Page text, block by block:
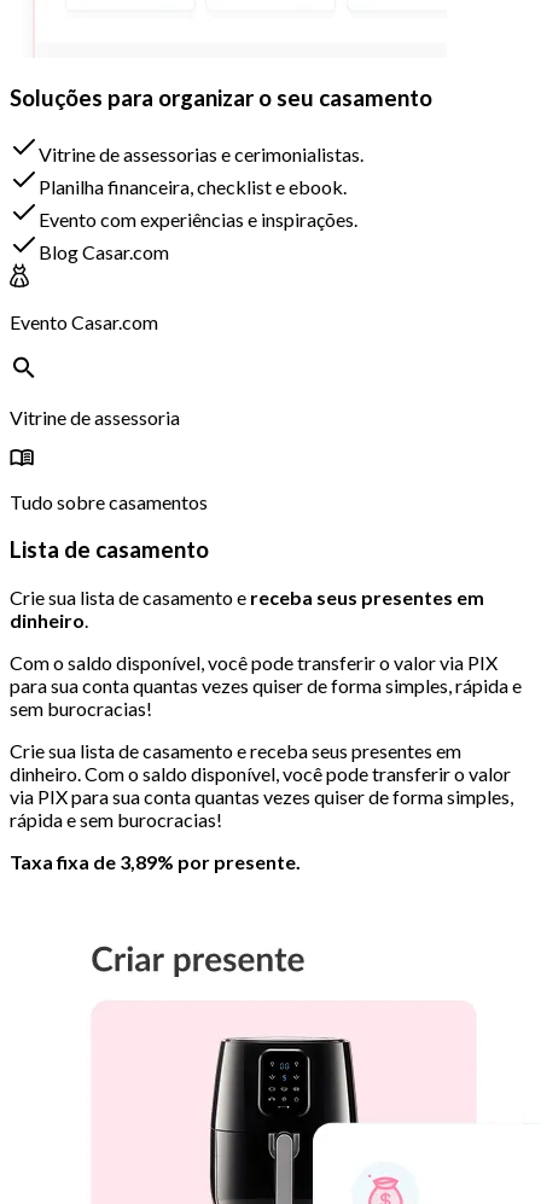
Soluções para organizar o seu casamento
Vitrine de assessorias e cerimonialistas.
Planilha financeira, checklist e ebook.
Evento com experiências e inspirações.
Blog Casar.com
Evento Casar.com
Vitrine de assessoria
Tudo sobre casamentos
Lista de casamento
Crie sua lista de casamento e receba seus presentes em
dinheiro
Com o saldo disponível, você pode transferir o valor via PIX
para sua conta quantas vezes quiser de forma simples, rápida e
sem burocracias!
Crie sua lista de casamento e receba seus presentes em
dinheiro. Com o saldo disponível, você pode transferir o valor
via PIX para sua conta quantas vezes quiser de forma simples,
rápida e sem burocracias!
Taxa fixa de 3,89% por presente.